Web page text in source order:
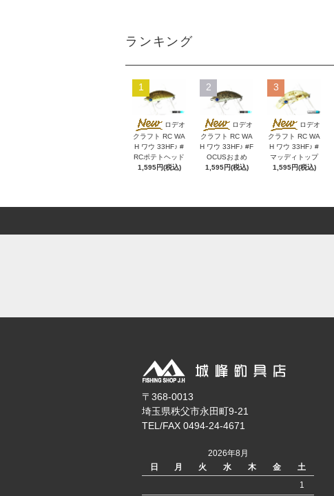
ランキング
1
ロデオ
クラフト RC WA
H ワウ 33HF♪ #
RCポテトヘッド
1,595円(税込)
2
ロデオ
クラフト RC WA
H ワウ 33HF♪ #F
OCUSおまめ
1,595円(税込)
3
ロデオ
クラフト RC WA
H ワウ 33HF♪ #
マッディトップ
1,595円(税込)
〒368-0013
埼玉県秩父市永田町9-21
TEL/FAX 0494-24-4671
2026年8月
日
月 火 水 木 金
土
1